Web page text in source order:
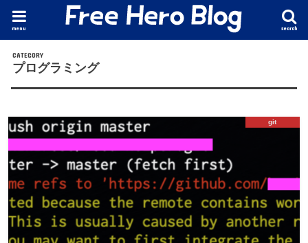
search
menu
プログラミング
git